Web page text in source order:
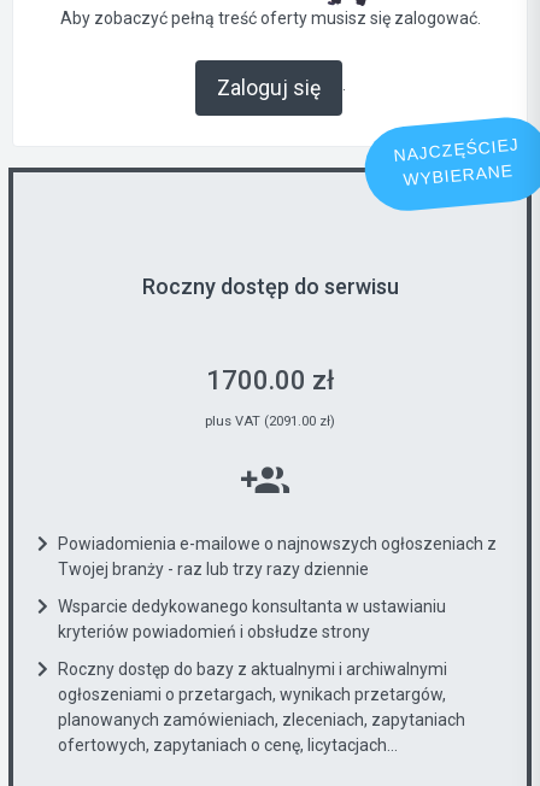
Aby zobaczyć pełną treść oferty musisz się zalogować.
Zaloguj się .
NAJCZĘŚCIEJ
WYBIERANE
Roczny dostęp do serwisu
1700.00 zł
plus VAT (2091.00 zł)
Powiadomienia e-mailowe o najnowszych ogłoszeniach z
Twojej branży - raz lub trzy razy dziennie
Wsparcie dedykowanego konsultanta w ustawianiu
kryteriów powiadomień i obsłudze strony
Roczny dostęp do bazy z aktualnymi i archiwalnymi
ogłoszeniami o przetargach, wynikach przetargów,
planowanych zamówieniach, zleceniach, zapytaniach
ofertowych, zapytaniach o cenę, licytacjach...